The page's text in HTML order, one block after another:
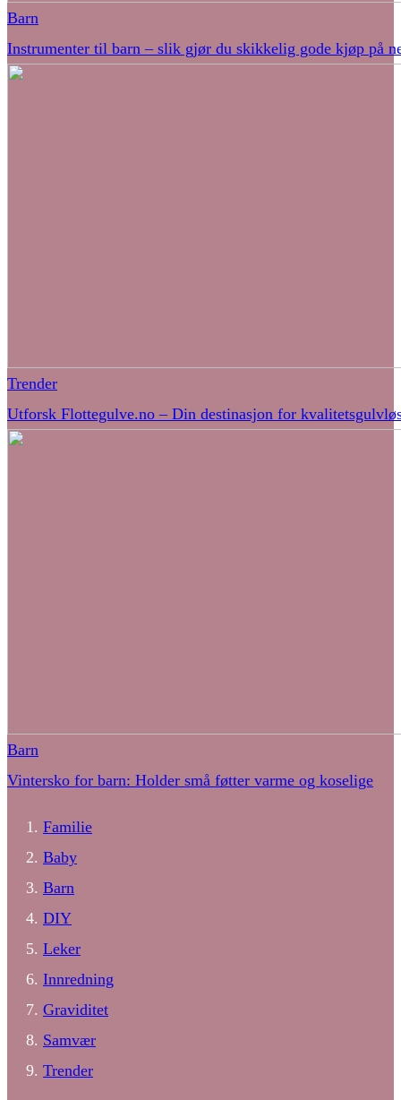
Barn
Instrumenter til barn – slik gjør du skikkelig gode kjøp på
Trender
Utforsk Flottegulve.no – Din destinasjon for
Barn
Vintersko for barn: Holder små føtter varme og koselige
Familie
Baby
Barn
DIY
Leker
Innredning
Graviditet
Samvær
Trender